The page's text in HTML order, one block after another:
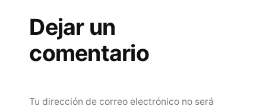
Dejar un
comentario
Tu dirección de correo electrónico no será